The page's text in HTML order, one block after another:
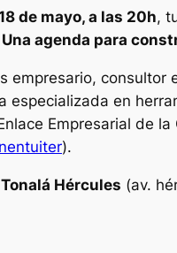
de mayo, a las 20h,
agenda para
empresario, consultor
especializada en
Empresarial de
).
Hércules (av.